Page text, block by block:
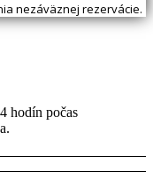
nezáväznej rezervácie.
hodín počas